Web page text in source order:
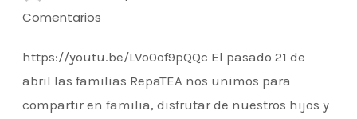
Comentarios
https://youtu.be/LVo0of9pQQc El pasado 21 de
abril las familias RepaTEA nos unimos para
compartir en familia, disfrutar de nuestros hijos y